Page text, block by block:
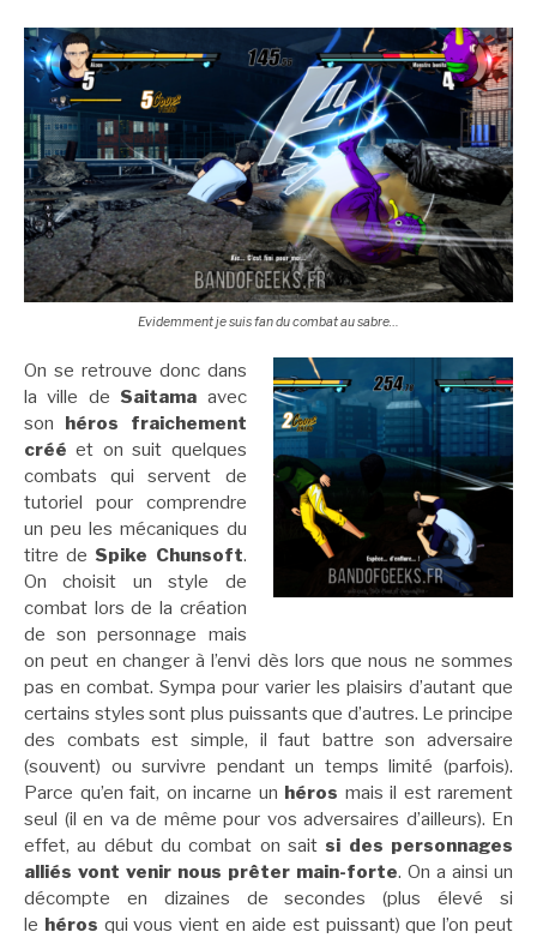
Evidemment je suis fan du combat au sabre…
On se retrouve donc dans
la ville de Saitama avec
son héros fraichement
crééet on suit quelques
combats qui servent de
tutoriel pour comprendre
un peu les mécaniques du
titre de Spike Chunsoft.
On choisit un style de
combat lors de la création
de son personnage mais
on peut en changer à l’envi dès lors que nous ne sommes
pas en combat. Sympa pour varier les plaisirs d’autant que
certains styles sont plus puissants que d’autres. Le principe
des combats est simple, il faut battre son adversaire
(souvent) ou survivre pendant un temps limité (parfois).
Parce qu’en fait, on incarne un héros mais il est rarement
seul (il en va de même pour vos adversaires d’ailleurs). En
effet, au début du combat on saitsi des personnages
alliés vont venir nous prêter main-forte. On a ainsi un
décompte en dizaines de secondes (plus élevé si
le héros qui vous vient en aide est puissant) que l’on peut